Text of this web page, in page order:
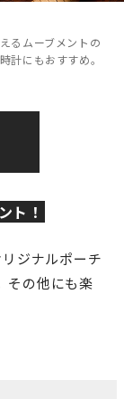
るムーブメントの
計にもおすすめ。
ト！
ジナルポーチ
その他にも楽